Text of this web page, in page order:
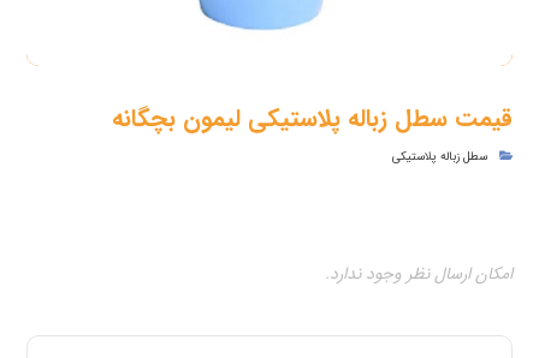
قیمت سطل زباله پلاستیکی لیمون بچگانه
سطل زباله پلاستیکی
امکان ارسال نظر وجود ندارد.